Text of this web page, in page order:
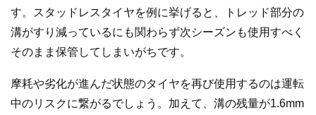
す。スタッドレスタイヤを例に挙げると、トレッド部分の
溝がすり減っているにも関わらず次シーズンも使用すべく
そのまま保管してしまいがちです。
摩耗や劣化が進んだ状態のタイヤを再び使用するのは運転
中のリスクに繋がるでしょう。加えて、溝の残量が1.6mm